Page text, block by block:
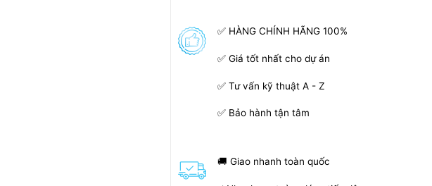
✅ HÀNG CHÍNH HÃNG 100%
✅ Giá tốt nhất cho dự án
✅ Tư vấn kỹ thuật A - Z
✅ Bảo hành tận tâm
🚚 Giao nhanh toàn quốc